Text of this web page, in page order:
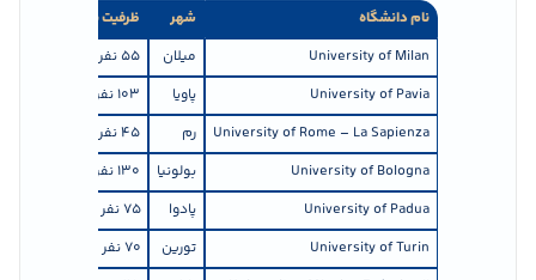
نام دانشگاه شهر ظرفیت برای Non-EU
University of Milan
میلان 55 نفر
University of Pavia
پاویا 103 نفر
University of Rome – La Sapienza
رم 45 نفر
University of Bologna
بولونیا 130 نفر
University of Padua
پادوا 75 نفر
University of Turin
تورین 70 نفر